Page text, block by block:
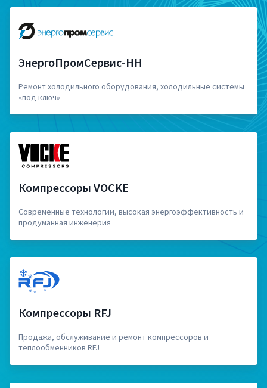
ЭнергоПромСервис-НН
Ремонт холодильного оборудования, холодильные системы
«под ключ»
Компрессоры VOCKE
Современные технологии, высокая энергоэффективность и
продуманная инженерия
Компрессоры RFJ
Продажа, обслуживание и ремонт компрессоров и
теплообменников RFJ